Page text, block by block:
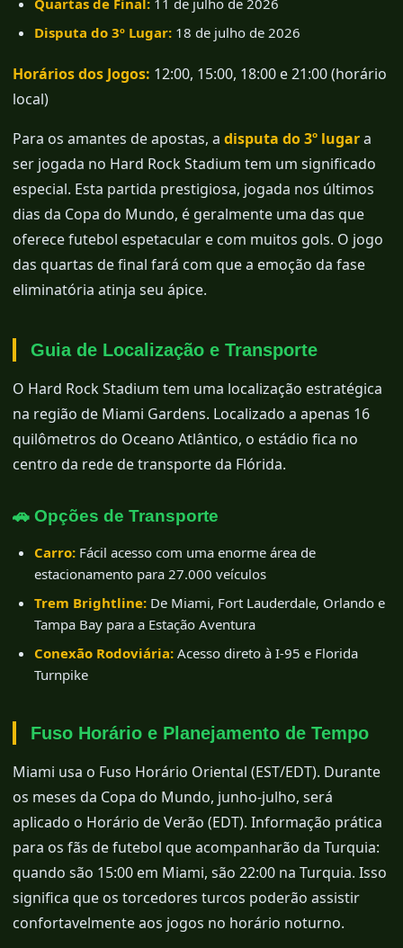
Quartas de Final: 11 de julho de 2026
Disputa do 3º Lugar: 18 de julho de 2026
Horários dos Jogos: 12:00, 15:00, 18:00 e 21:00 (horário
local)
Para os amantes de apostas, a disputa do 3º lugara
ser jogada no Hard Rock Stadium tem um significado
especial. Esta partida prestigiosa, jogada nos últimos
dias da Copa do Mundo, é geralmente uma das que
oferece futebol espetacular e com muitos gols. O jogo
das quartas de final fará com que a emoção da fase
eliminatória atinja seu ápice.
Guia de Localização e Transporte
O Hard Rock Stadium tem uma localização estratégica
na região de Miami Gardens. Localizado a apenas 16
quilômetros do Oceano Atlântico, o estádio fica no
centro da rede de transporte da Flórida.
🚗 Opções de Transporte
Carro: Fácil acesso com uma enorme área de
estacionamento para 27.000 veículos
Trem Brightline: De Miami, Fort Lauderdale, Orlando e
Tampa Bay para a Estação Aventura
Conexão Rodoviária: Acesso direto à I-95 e Florida
Turnpike
Fuso Horário e Planejamento de Tempo
Miami usa o Fuso Horário Oriental (EST/EDT). Durante
os meses da Copa do Mundo, junho-julho, será
aplicado o Horário de Verão (EDT). Informação prática
para os fãs de futebol que acompanharão da Turquia:
quando são 15:00 em Miami, são 22:00 na Turquia. Isso
significa que os torcedores turcos poderão assistir
confortavelmente aos jogos no horário noturno.